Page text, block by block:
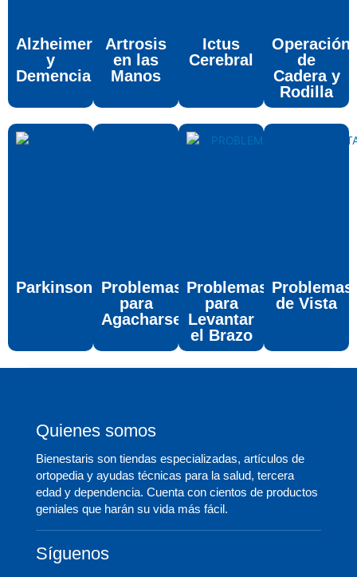
Alzheimer
y
Demencia
Artrosis
en las
Manos
Ictus
Cerebral
Operación
de
Cadera y
Rodilla
Parkinson Problemas
para
Agacharse
Problemas
para
Levantar
el Brazo
Problemas
de Vista
Quienes somos
Bienestaris son tiendas especializadas, artículos de
ortopedia y ayudas técnicas para la salud, tercera
edad y dependencia. Cuenta con cientos de productos
geniales que harán su vida más fácil.
Síguenos